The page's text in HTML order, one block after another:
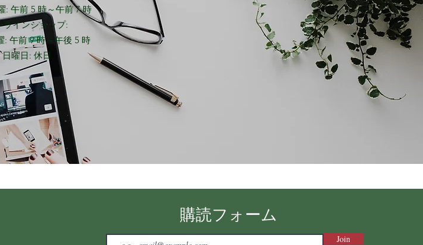
: 午前 5 時～午前 7 時
ラインショップ:
: 午前 9 時～午後 5 時
日曜日: 休日
購読フォーム
Join